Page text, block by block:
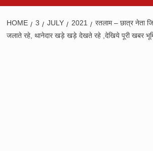
HOME 3 JULY 2021
रतलाम – छात्र नेता
जलाते रहे, थानेदार खड़े खड़े देखते रहे ,देखिये पूरी खबर